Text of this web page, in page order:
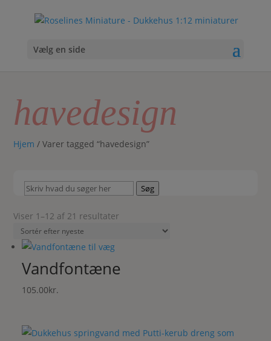
Vælg en side
havedesign
Hjem / Varer tagged “havedesign”
Skriv
du
søger
her
Søg
Viser 1–12 af 21 resultater
Vandfontæne
105.00kr.